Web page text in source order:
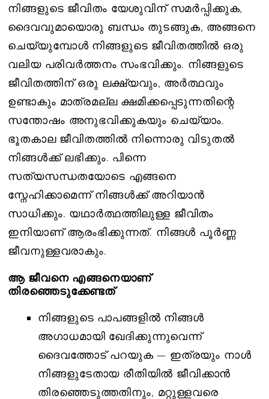
നിങ്ങളുടെ ജീവിതം യേശുവിന് സമർപ്പിക്കുക,
ദൈവവുമായൊരു ബന്ധം തുടങ്ങുക, അങ്ങനെ
ചെയ്യുമ്പോൾ നിങ്ങളുടെ ജീവിതത്തിൽ ഒരു
വലിയ പരിവർത്തനം സംഭവിക്കും. നിങ്ങളുടെ
ജീവിതത്തിന് ഒരു ലക്ഷ്യവും, അർത്ഥവും
ഉണ്ടാകും മാത്രമല്ല ക്ഷമിക്കപ്പെടുന്നതിന്റെ
സന്തോഷം അനുഭവിക്കുകയും ചെയ്യാം.
ഭൂതകാല ജീവിതത്തിൽ നിന്നൊരു വിടുതൽ
നിങ്ങൾക്ക് ലഭിക്കും. പിന്നെ
സത്യസന്ധതയോടെ എങ്ങനെ
സ്നേഹിക്കാമെന്ന് നിങ്ങൾക്ക് അറിയാൻ
സാധിക്കും. യഥാർത്ഥത്തിലുള്ള ജീവിതം
ഇനിയാണ് ആരംഭിക്കുന്നത്. നിങ്ങൾ പൂർണ്ണ
ജീവനുള്ളവരാകും.
ആ ജീവനെ എങ്ങനെയാണ്
തിരഞ്ഞെടുക്കേണ്ടത്
നിങ്ങളുടെ പാപങ്ങളിൽ നിങ്ങൾ
അഗാധമായി ഖേദിക്കുന്നുവെന്ന്
ദൈവത്തോട് പറയുക — ഇത്രയും നാൾ
നിങ്ങളുടേതായ രീതിയിൽ ജീവിക്കാൻ
തിരഞ്ഞെടുത്തതിനും, മറ്റുള്ളവരെ